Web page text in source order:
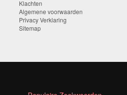
Klachten
Algemene voorwaarden
Privacy Verklaring
Sitemap